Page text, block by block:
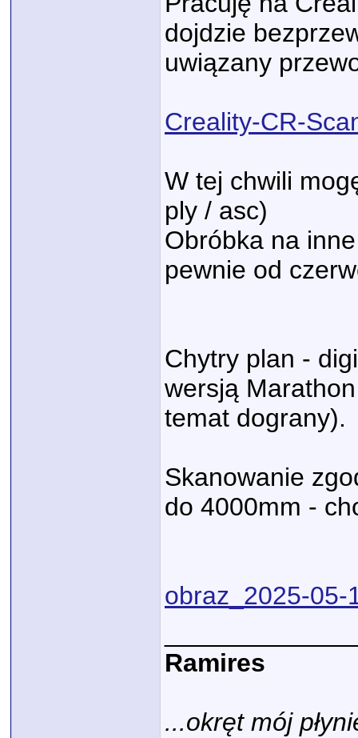
dojdzie
uwiązany
Creality-CR-
W tej chwili
ply / asc)
Obróbka na
pewnie od
Chytry plan -
wersją
temat dograny).
Skanowanie
do 4000mm -
obraz_2025-05-
Ramires
...okręt mój